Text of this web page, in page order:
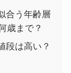
合う年齢層
歳まで？
段は高い？